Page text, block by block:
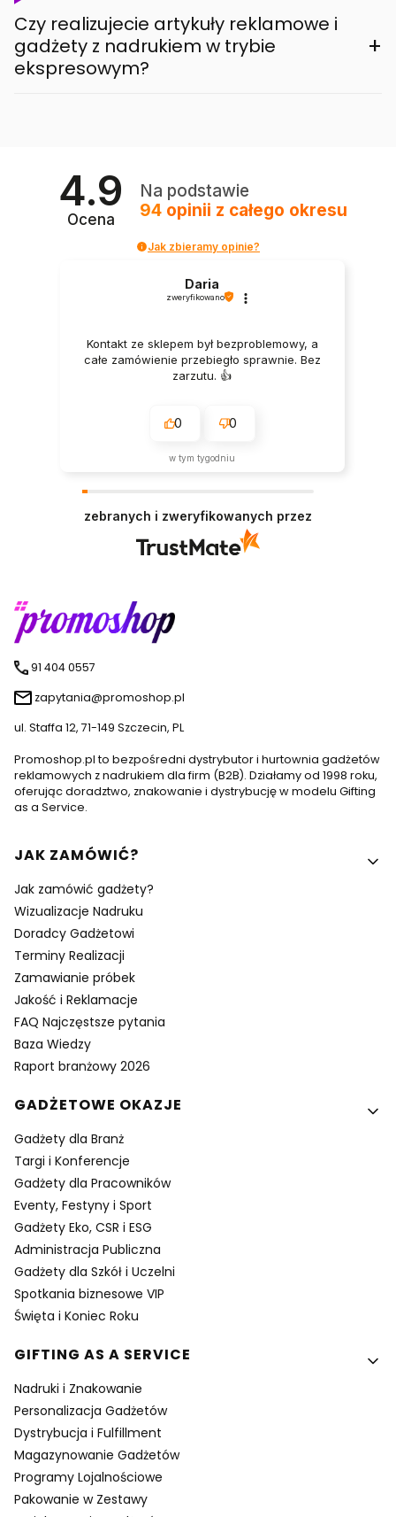
Czy realizujecie artykuły reklamowe i
gadżety z nadrukiem w trybie
ekspresowym?
+
4.9
Ocena
Na podstawie
94 opinii z całego okresu
Jak zbieramy opinie?
Daria
zweryfikowano
Kontakt ze sklepem był bezproblemowy, a
całe zamówienie przebiegło sprawnie. Bez
zarzutu. 👍️
0 0
w tym tygodniu
zebranych i zweryfikowanych przez
91 404 0557
zapytania@promoshop.pl
ul. Staffa 12, 71-149 Szczecin, PL
Promoshop.pl to bezpośredni dystrybutor i hurtownia gadżetów
reklamowych z nadrukiem dla firm (B2B). Działamy od 1998 roku,
oferując doradztwo, znakowanie i dystrybucję w modelu Gifting
as a Service.
Linki w stopce
JAK ZAMÓWIĆ?
Jak zamówić gadżety?
Wizualizacje Nadruku
Doradcy Gadżetowi
Terminy Realizacji
Zamawianie próbek
Jakość i Reklamacje
FAQ Najczęstsze pytania
Baza Wiedzy
Raport branżowy 2026
GADŻETOWE OKAZJE
Gadżety dla Branż
Targi i Konferencje
Gadżety dla Pracowników
Eventy, Festyny i Sport
Gadżety Eko, CSR i ESG
Administracja Publiczna
Gadżety dla Szkół i Uczelni
Spotkania biznesowe VIP
Święta i Koniec Roku
GIFTING AS A SERVICE
Nadruki i Znakowanie
Personalizacja Gadżetów
Dystrybucja i Fulfillment
Magazynowanie Gadżetów
Programy Lojalnościowe
Pakowanie w Zestawy